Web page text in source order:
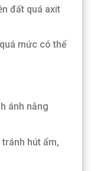
đất quá axit
mức có thể
ánh nắng
hút ẩm,